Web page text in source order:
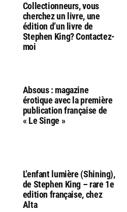
Collectionneurs, vous
cherchez un livre, une
édition d’un livre de
Stephen King? Contactez-
moi
Absous : magazine
érotique avec la première
publication française de
« Le Singe »
L’enfant lumière (Shining),
de Stephen King – rare 1e
edition française, chez
Alta